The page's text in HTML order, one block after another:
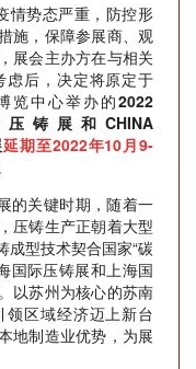
情势态严重，防控形
施，保障参展商、观
展会主办方在与相关
虑后，决定将原定于
览中心举办的2022
压铸展和CHINA
延期至2022年10月9-
的关键时期，随着一
压铸生产正朝着大型
型技术契合国家“碳
国际压铸展和上海国
以苏州为核心的苏南
区域经济迈上新台
地制造业优势，为展